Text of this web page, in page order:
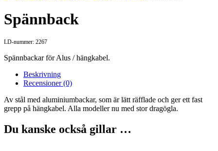
Spännback
LD-nummer: 2267
Spännbackar för Alus / hängkabel.
Beskrivning
Recensioner (0)
Av stål med aluminiumbackar, som är lätt räfflade och ger ett fast
grepp på hängkabel. Alla modeller nu med stor dragögla.
Du kanske också gillar …